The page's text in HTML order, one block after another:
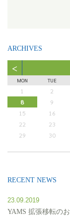
ARCHIVES
<
MON TUE
1 2
8
9
15
16
22
23
29
30
RECENT NEWS
23.09.2019
YAMS 拡張移転の